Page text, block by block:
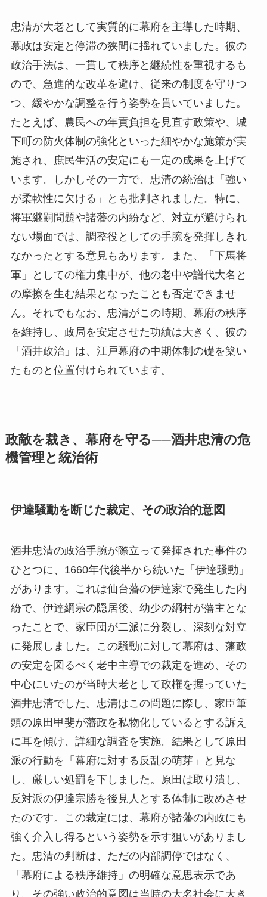
忠清が大老として実質的に幕府を主導した時期、
幕政は安定と停滞の狭間に揺れていました。彼の
政治手法は、一貫して秩序と継続性を重視するも
ので、急進的な改革を避け、従来の制度を守りつ
つ、緩やかな調整を行う姿勢を貫いていました。
たとえば、農民への年貢負担を見直す政策や、城
下町の防火体制の強化といった細やかな施策が実
施され、庶民生活の安定にも一定の成果を上げて
います。しかしその一方で、忠清の統治は「強い
が柔軟性に欠ける」とも批判されました。特に、
将軍継嗣問題や諸藩の内紛など、対立が避けられ
ない場面では、調整役としての手腕を発揮しきれ
なかったとする意見もあります。また、「下馬将
軍」としての権力集中が、他の老中や譜代大名と
の摩擦を生む結果となったことも否定できませ
ん。それでもなお、忠清がこの時期、幕府の秩序
を維持し、政局を安定させた功績は大きく、彼の
「酒井政治」は、江戸幕府の中期体制の礎を築い
たものと位置付けられています。
政敵を裁き、幕府を守る──酒井忠清の危
機管理と統治術
伊達騒動を断じた裁定、その政治的意図
酒井忠清の政治手腕が際立って発揮された事件の
ひとつに、1660年代後半から続いた「伊達騒動」
があります。これは仙台藩の伊達家で発生した内
紛で、伊達綱宗の隠居後、幼少の綱村が藩主とな
ったことで、家臣団が二派に分裂し、深刻な対立
に発展しました。この騒動に対して幕府は、藩政
の安定を図るべく老中主導での裁定を進め、その
中心にいたのが当時大老として政権を握っていた
酒井忠清でした。忠清はこの問題に際し、家臣筆
頭の原田甲斐が藩政を私物化しているとする訴え
に耳を傾け、詳細な調査を実施。結果として原田
派の行動を「幕府に対する反乱の萌芽」と見な
し、厳しい処罰を下しました。原田は取り潰し、
反対派の伊達宗勝を後見人とする体制に改めさせ
たのです。この裁定には、幕府が諸藩の内政にも
強く介入し得るという姿勢を示す狙いがありまし
た。忠清の判断は、ただの内部調停ではなく、
「幕府による秩序維持」の明確な意思表示であ
り、その強い政治的意図は当時の大名社会に大き